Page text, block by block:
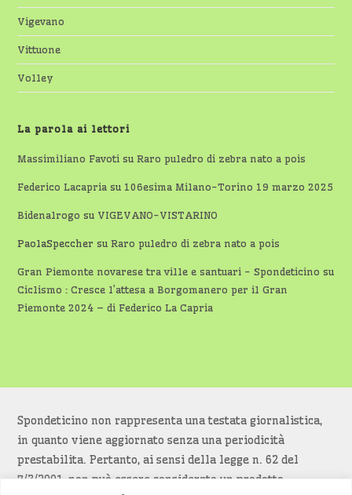
Vigevano
Vittuone
Volley
La parola ai lettori
Massimiliano Favoti suRaro puledro di zebra nato a pois
Federico Lacapria su 106esima Milano-Torino 19 marzo 2025
Bidenalrogo su VIGEVANO-VISTARINO
PaolaSpeccher suRaro puledro di zebra nato a pois
Gran Piemonte novarese tra ville e santuari - Spondeticino su
Ciclismo : Cresce l’attesa a Borgomanero per il Gran
Piemonte 2024 – di Federico La Capria
Spondeticino non rappresenta una testata giornalistica,
in quanto viene aggiornato senza una periodicità
prestabilita. Pertanto, ai sensi della legge n. 62 del
7/3/2001, non può essere considerato un prodotto